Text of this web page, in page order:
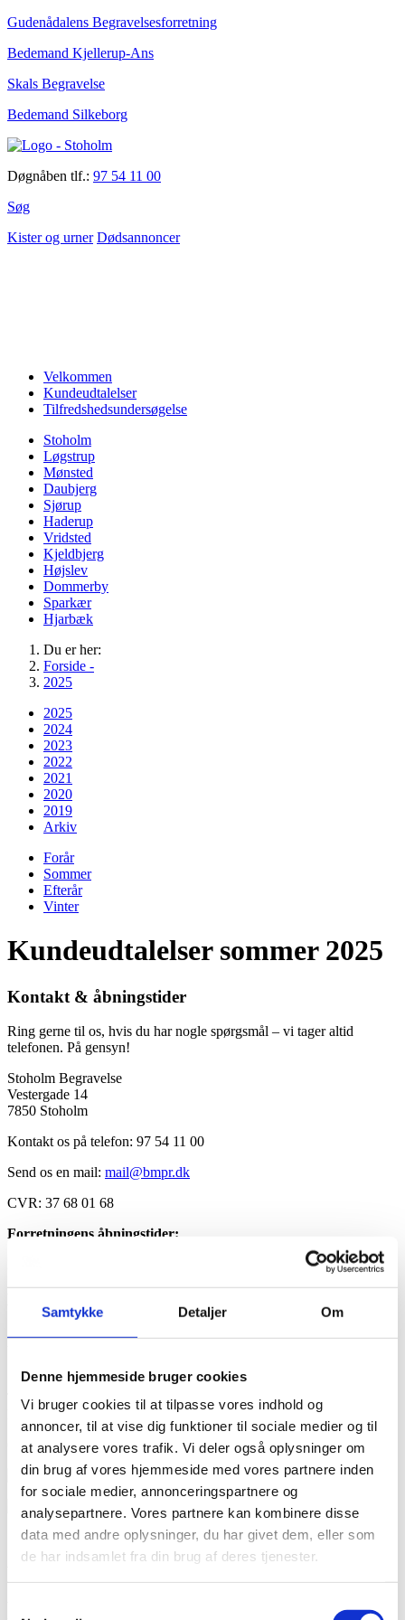
Samtykke Detaljer Om
Denne hjemmeside bruger cookies
Vi bruger cookies til at tilpasse vores indhold og
annoncer, til at vise dig funktioner til sociale medier og til
at analysere vores trafik. Vi deler også oplysninger om
din brug af vores hjemmeside med vores partnere inden
for sociale medier, annonceringspartnere og
analysepartnere. Vores partnere kan kombinere disse
data med andre oplysninger, du har givet dem, eller som
de har indsamlet fra din brug af deres tjenester.
Gudenådalens Begravelsesforretning
Bedemand Kjellerup-Ans
Skals Begravelse
Bedemand Silkeborg
Døgnåben tlf.: 97 54 11 00
Søg
Kister og urner Dødsannoncer
Velkommen
Kundeudtalelser
Tilfredshedsundersøgelse
Stoholm
Løgstrup
Mønsted
Daubjerg
Sjørup
Haderup
Vridsted
Kjeldbjerg
Højslev
Dommerby
Sparkær
Hjarbæk
Du er her:
Forside -
2025
2025
2024
2023
2022
2021
2020
2019
Arkiv
Forår
Sommer
Efterår
Vinter
Kundeudtalelser sommer 2025
Kontakt & åbningstider
Ring gerne til os, hvis du har nogle spørgsmål – vi tager altid
telefonen. På gensyn!
Stoholm Begravelse
Vestergade 14
7850 Stoholm
Kontakt os på telefon: 97 54 11 00
Send os en mail: mail@bmpr.dk
CVR: 37 68 01 68
Forretningens åbningstider:
Stoholm Begravelse
Telefon
97 54 11 00
E-mail:mail@bmpr.dk
Cvr-nr. 37 68 01 68
Se vores lokationher.